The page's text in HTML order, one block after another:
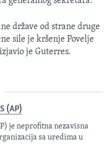
države od strane druge
sile je kršenje Povelje
je Guterres.
(AP)
je neprofitna nezavisna
sa uredima u